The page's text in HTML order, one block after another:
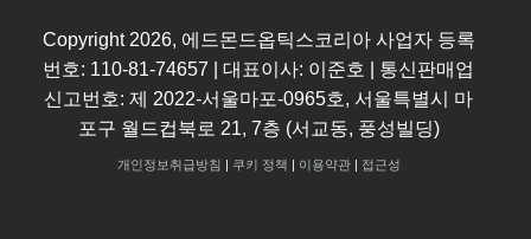
Copyright 2026, 에드몬드옵틱스코리아 사업자 등록
번호: 110-81-74657 | 대표이사: 이준호 | 통신판매업
신고번호: 제 2022-서울마포-0965호, 서울특별시 마
포구 월드컵북로 21, 7층 (서교동, 풍성빌딩)
개인정보취급방침 쿠키 정책 이용약관| 접근성